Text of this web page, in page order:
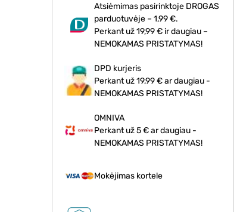
Atsiėmimas pasirinktoje DROGAS
parduotuvėje – 1,99 €.
Perkant už 19,99 € ir daugiau –
NEMOKAMAS PRISTATYMAS!
DPD kurjeris
Perkant už 19,99 € ar daugiau -
NEMOKAMAS PRISTATYMAS!
OMNIVA
Perkant už 5 € ar daugiau -
NEMOKAMAS PRISTATYMAS!
Mokėjimas kortele